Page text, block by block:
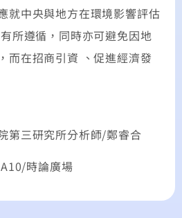
中央與地方在環境影響評估
所遵循，同時亦可避免因地
而在招商引資 、促進經濟發
第三研究所分析師/鄭睿合
時論廣場